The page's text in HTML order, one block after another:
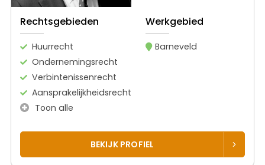
Rechtsgebieden
Huurrecht
Ondernemingsrecht
Verbintenissenrecht
Aansprakelijkheidsrecht
Toon alle
Werkgebied
Barneveld
BEKIJK PROFIEL